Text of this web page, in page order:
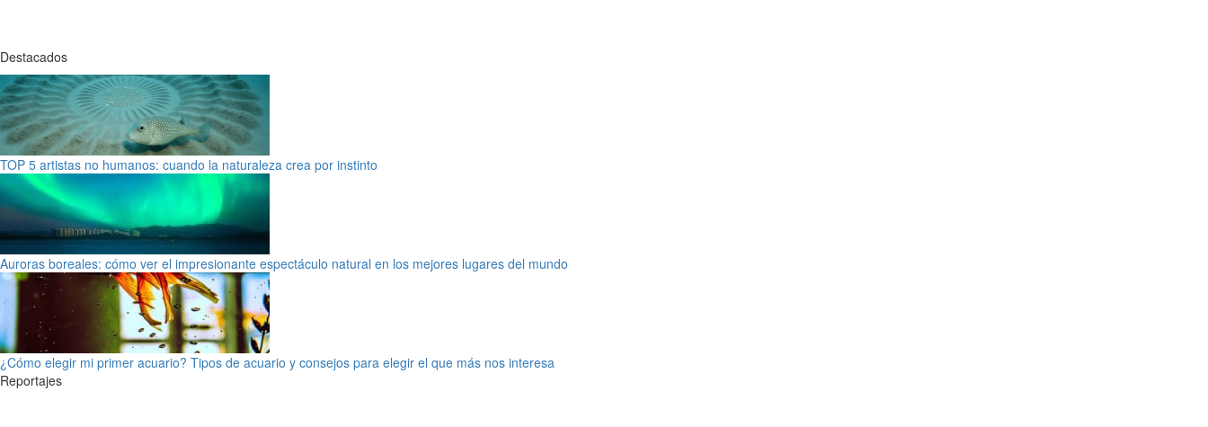
Destacados
TOP 5 artistas no humanos: cuando la naturaleza crea por instinto
Auroras boreales: cómo ver el impresionante espectáculo natural en los mejores lugares del mundo
¿Cómo elegir mi primer acuario? Tipos de acuario y consejos para elegir el que más nos interesa
Reportajes